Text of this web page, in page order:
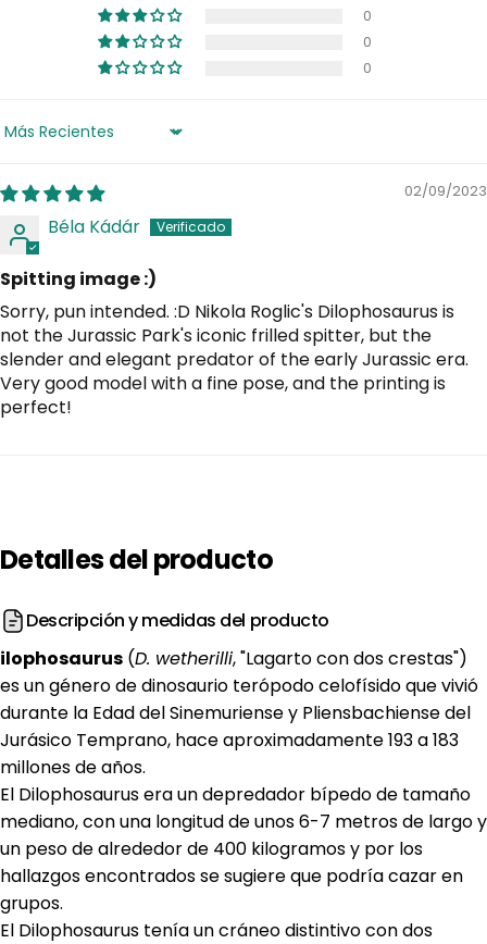
0
0
0
Sort by
02/09/2023
Béla Kádár
Spitting image :)
Sorry, pun intended. :D Nikola Roglic's Dilophosaurus is
not the Jurassic Park's iconic frilled spitter, but the
slender and elegant predator of the early Jurassic era.
Very good model with a fine pose, and the printing is
perfect!
Detallesdelproducto
Descripción y medidas del producto
ilophosaurus (D. wetherilli, "Lagarto con dos crestas")
es un género de dinosaurio terópodo celofísido que vivió
durante la Edad del Sinemuriense y Pliensbachiense del
Jurásico Temprano, hace aproximadamente 193 a 183
millones de años.
El Dilophosaurus era un depredador bípedo de tamaño
mediano, con una longitud de unos 6-7 metros de largo y
un peso de alrededor de 400 kilogramosy por los
hallazgos encontrados se sugiere que podría cazar en
grupos.
El Dilophosaurus tenía un cráneo distintivo con dos